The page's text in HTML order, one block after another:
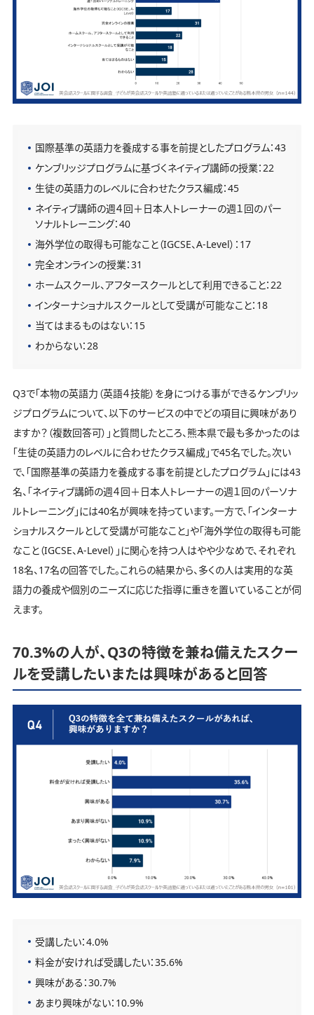
国際基準の英語力を養成する事を前提としたプログラム：43
ケンブリッジプログラムに基づくネイティブ講師の授業：22
生徒の英語力のレベルに合わせたクラス編成：45
ネイティブ講師の週４回＋日本人トレーナーの週１回のパー
ソナルトレーニング：40
海外学位の取得も可能なこと（IGCSE、A-Level）：17
完全オンラインの授業：31
ホームスクール、アフタースクールとして利用できること：22
インターナショナルスクールとして受講が可能なこと：18
当てはまるものはない：15
わからない：28
Q3で「本物の英語力（英語４技能）を身につける事ができるケンブリッ
ジプログラムについて、以下のサービスの中でどの項目に興味があり
ますか？（複数回答可）」と質問したところ、熊本県で最も多かったのは
「生徒の英語力のレベルに合わせたクラス編成」で45名でした。次い
で、「国際基準の英語力を養成する事を前提としたプログラム」には43
名、「ネイティブ講師の週４回＋日本人トレーナーの週１回のパーソナ
ルトレーニング」には40名が興味を持っています。一方で、「インターナ
ショナルスクールとして受講が可能なこと」や「海外学位の取得も可能
なこと（IGCSE、A-Level）」に関心を持つ人はやや少なめで、それぞれ
18名、17名の回答でした。これらの結果から、多くの人は実用的な英
語力の養成や個別のニーズに応じた指導に重きを置いていることが伺
えます。
70.3%の人が、Q3の特徴を兼ね備えたスクー
ルを受講したいまたは興味があると回答
受講したい：4.0%
料金が安ければ受講したい：35.6%
興味がある：30.7%
あまり興味がない：10.9%